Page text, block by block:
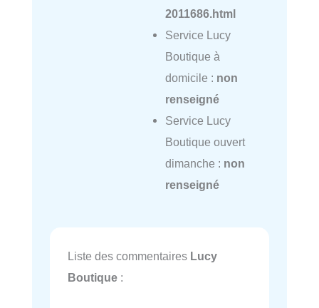
2011686.html
Service Lucy
Boutique à
domicile : non
renseigné
Service Lucy
Boutique ouvert
dimanche : non
renseigné
Liste des commentaires Lucy
Boutique :